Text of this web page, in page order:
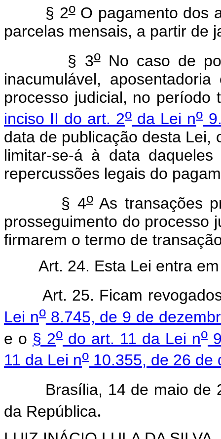
§ 2oO pagamento dos
parcelas mensais, a partir de
§ 3oNo caso de
inacumulável,
processo judicial, no período
inciso II do art. 2oda Lei no
data de publicação desta Lei,
limitar-se-á à data
repercussões legais do
§ 4oAs transações
prosseguimento do
firmarem o termo de
Art. 24. Esta Lei entra
Art. 25. Ficam
Lei no8.745, de 9 de
e o § 2o do art. 11 da Lei no
11 da Lei no 10.355, de 26 de
Brasília, 14 de maio de
da República.